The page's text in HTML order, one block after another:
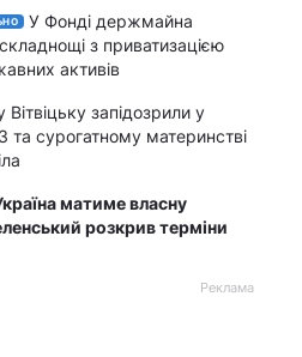
У Фонді держмайна
з приватизацією
активів
Вітвіцьку запідозрили у
сурогатному материнстві
матиме власну
розкрив терміни
Реклама